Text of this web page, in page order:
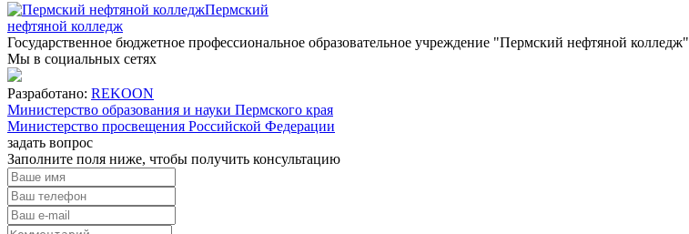
Пермский
нефтяной колледж
Государственное бюджетное профессиональное образовательное учреждение "Пермский нефтяной колледж"
Мы в социальных сетях
Разработано: REKOON
Министерство образования и науки Пермского края
Министерство просвещения Российской Федерации
задать вопрос
Заполните поля ниже, чтобы получить консультацию